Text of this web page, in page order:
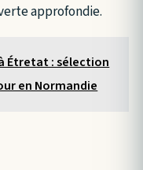
approfondie.
Étretat : sélection
en Normandie